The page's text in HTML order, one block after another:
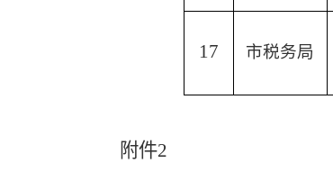
17 市税务局
附件2